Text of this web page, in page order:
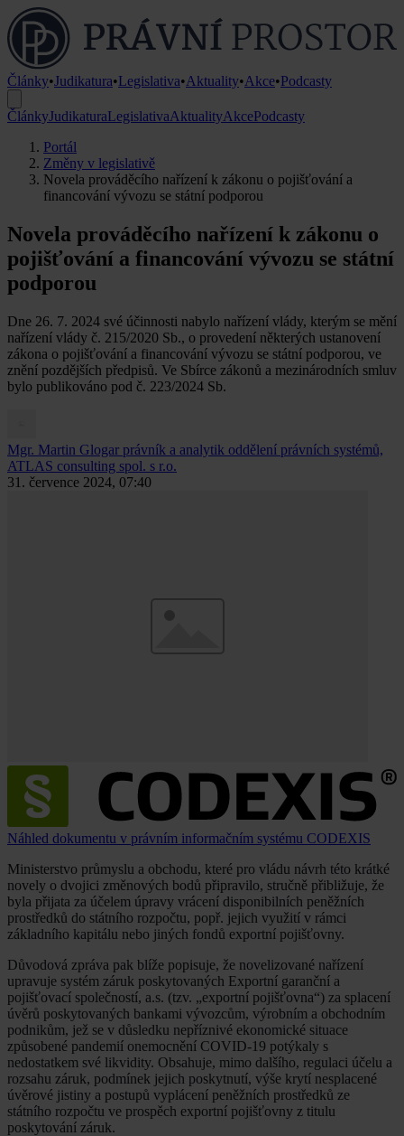
Články•Judikatura•Legislativa•Aktuality•Akce•Podcasty
ČlánkyJudikaturaLegislativaAktualityAkcePodcasty
Portál
Změny v legislativě
Novela prováděcího nařízení k zákonu o pojišťování a
financování vývozu se státní podporou
Novela prováděcího nařízení k zákonu o
pojišťování a financování vývozu se státní
podporou
Dne 26. 7. 2024 své účinnosti nabylo nařízení vlády, kterým se mění
nařízení vlády č. 215/2020 Sb., o provedení některých ustanovení
zákona o pojišťování a financování vývozu se státní podporou, ve
znění pozdějších předpisů. Ve Sbírce zákonů a mezinárodních smluv
bylo publikováno pod č. 223/2024 Sb.
Mgr. Martin Glogar právník a analytik oddělení právních systémů,
ATLAS consulting spol. s r.o.
31. července 2024, 07:40
Náhled dokumentu v právním informačním systému CODEXIS
Ministerstvo průmyslu a obchodu, které pro vládu návrh této krátké
novely o dvojici změnových bodů připravilo, stručně přibližuje, že
byla přijata za účelem úpravy vrácení disponibilních peněžních
prostředků do státního rozpočtu, popř. jejich využití v rámci
základního kapitálu nebo jiných fondů exportní pojišťovny.
Důvodová zpráva pak blíže popisuje, že novelizované nařízení
upravuje systém záruk poskytovaných Exportní garanční a
pojišťovací společností, a.s. (tzv. „exportní pojišťovna“) za splacení
úvěrů poskytovaných bankami vývozcům, výrobním a obchodním
podnikům, jež se v důsledku nepříznivé ekonomické situace
způsobené pandemií onemocnění COVID-19 potýkaly s
nedostatkem své likvidity. Obsahuje, mimo dalšího, regulaci účelu a
rozsahu záruk, podmínek jejich poskytnutí, výše krytí nesplacené
úvěrové jistiny a postupů vyplácení peněžních prostředků ze
státního rozpočtu ve prospěch exportní pojišťovny z titulu
poskytování záruk.